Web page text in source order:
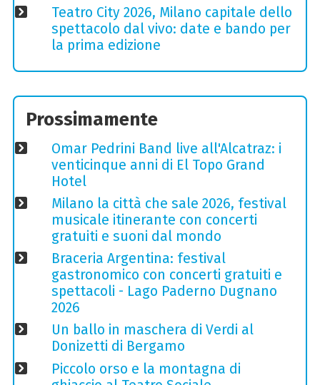
Teatro City 2026, Milano capitale dello
spettacolo dal vivo: date e bando per
la prima edizione
Prossimamente
Omar Pedrini Band live all'Alcatraz: i
venticinque anni di El Topo Grand
Hotel
Milano la città che sale 2026, festival
musicale itinerante con concerti
gratuiti e suoni dal mondo
Braceria Argentina: festival
gastronomico con concerti gratuiti e
spettacoli - Lago Paderno Dugnano
2026
Un ballo in maschera di Verdi al
Donizetti di Bergamo
Piccolo orso e la montagna di